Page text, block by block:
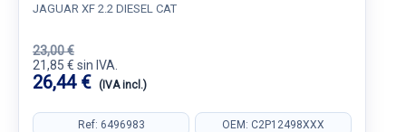
JAGUAR XF 2.2 DIESEL CAT
23,00 €
21,85 € sin IVA.
26,44 € (IVA incl.)
Ref: 6496983 OEM: C2P12498XXX